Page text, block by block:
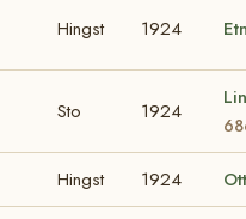
Hingst 1924
Sto 1924
Hingst 1924